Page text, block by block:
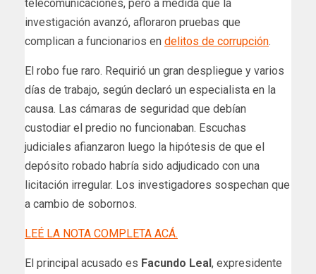
telecomunicaciones, pero a medida que la
investigación avanzó, afloraron pruebas que
complican a funcionarios en delitos de corrupción.
El robo fue raro. Requirió un gran despliegue y varios
días de trabajo, según declaró un especialista en la
causa. Las cámaras de seguridad que debían
custodiar el predio no funcionaban. Escuchas
judiciales afianzaron luego la hipótesis de que el
depósito robado habría sido adjudicado con una
licitación irregular. Los investigadores sospechan que
a cambio de sobornos.
LEÉ LA NOTA COMPLETA ACÁ.
El principal acusado es Facundo Leal , expresidente